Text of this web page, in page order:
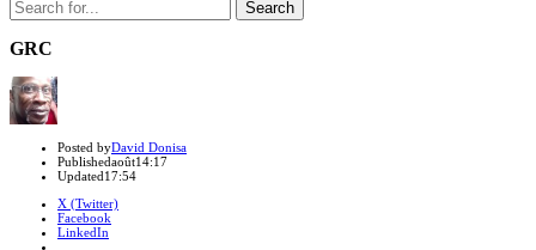
Search
Search
for:
GRC
Author
Posted byDavid Donisa
Publishedaoût14:17
Updated17:54
X (Twitter)
Facebook
LinkedIn